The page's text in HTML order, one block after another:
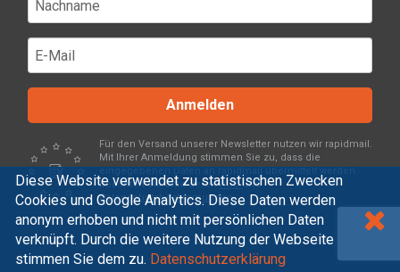
Diese Website verwendet zu statistischen Zwecken
Cookies und Google Analytics. Diese Daten werden
anonym erhoben und nicht mit persönlichen Daten
verknüpft. Durch die weitere Nutzung der Webseite
stimmen Sie dem zu. Datenschutzerklärung
Anmelden
Für den Versand unserer Newsletter nutzen wir rapidmail.
Mit Ihrer Anmeldung stimmen Sie zu, dass die
eingegebenen Daten an rapidmail übermittelt werden.
Beachten Sie bitte derenAGBund
Datenschutzbestimmungen.